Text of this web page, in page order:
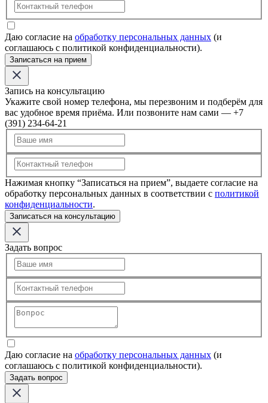
Даю согласие на обработку персональных данных (и
соглашаюсь с политикой конфиденциальности).
Записаться на прием
Запись на консультацию
Укажите свой номер телефона, мы перезвоним и подберём для
вас удобное время приёма. Или позвоните нам сами — +7
(391) 234-64-21
Нажимая кнопку “Записаться на прием”, выдаете согласие на
обработку персональных данных в соответствии с политикой
конфиденциальности.
Записаться на консультацию
Задать вопрос
Даю согласие на обработку персональных данных (и
соглашаюсь с политикой конфиденциальности).
Задать вопрос